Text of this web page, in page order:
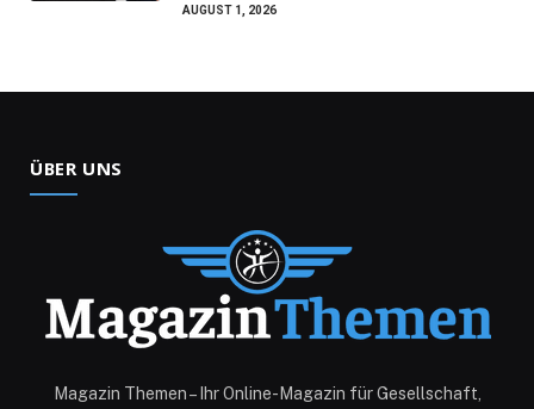
AUGUST 1, 2026
ÜBER UNS
Magazin Themen – Ihr Online-Magazin für Gesellschaft,